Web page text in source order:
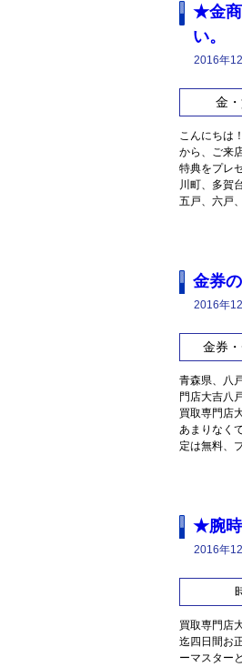
★金商
い。
2016年
金
こんにちは
から、ご来
特典をプレ
川町、多賀
五戸、六戸
金券
2016年
金券
青森県、八
門店大吉八
買取専門店
あまりなく
定は無料、
★腕時
2016年
買取専門店
迄四日間お
ーマスター